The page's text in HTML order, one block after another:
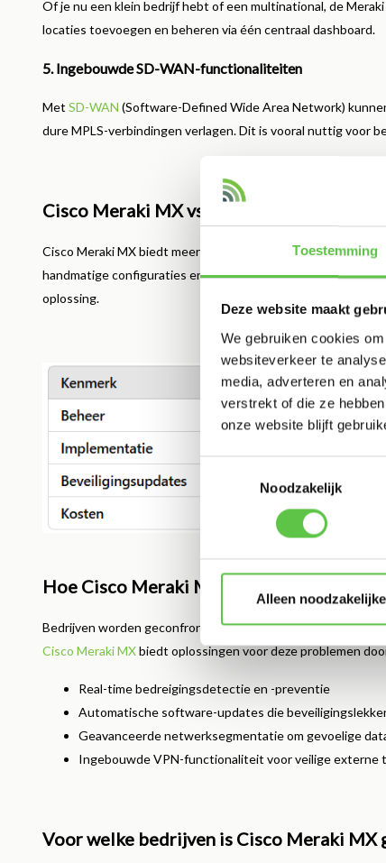
Toestemming
Deze website maakt
We gebruiken cookies
websiteverkeer te
media, adverteren en
verstrekt of die ze
onze website blijft
Toestemmingsselectie
Noodzakelijk
Alleen
Of je nu een klein bedrijf hebt of een multinational, de
locaties toevoegen en beheren via één centraal dashboard.
5. Ingebouwde SD-WAN-functionaliteiten
Met SD-WAN (Software-Defined Wide Area Network)
dure MPLS-verbindingen verlagen. Dit is vooral nuttig voor
Cisco Meraki MX vs. Traditionele Firewalls
Cisco Meraki MX biedt meer flexibiliteit en eenvoud in
handmatige configuraties en complexe updates vereisen,
oplossing.
Hoe Cisco Meraki MX de cybersecurity-
Bedrijven worden geconfronteerd met verschillende
Cisco Meraki MXbiedt oplossingen voor deze problemen
Real-time bedreigingsdetectie en -preventie
Automatische software-updates die
Geavanceerde netwerksegmentatie om gevoelige
Ingebouwde VPN-functionaliteit voor veilige externe
Voor welke bedrijven is Cisco Meraki MX